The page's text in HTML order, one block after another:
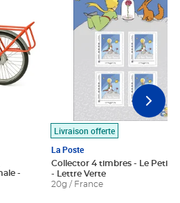
Livraison offerte
La Poste
Collector 4 timbres - Le Petit
- Lettre Verte
20g / France